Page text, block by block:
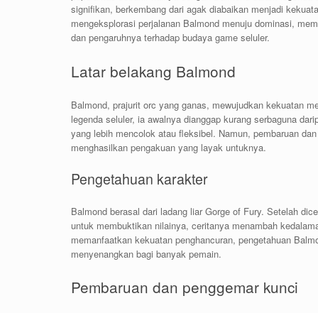
signifikan, berkembang dari agak diabaikan menjadi
mengeksplorasi perjalanan Balmond menuju dominasi,
dan pengaruhnya terhadap budaya game seluler.
Latar belakang Balmond
Balmond, prajurit orc yang ganas, mewujudkan kekuatan
legenda seluler, ia awalnya dianggap kurang serbaguna
yang lebih mencolok atau fleksibel. Namun, pembaruan
menghasilkan pengakuan yang layak untuknya.
Pengetahuan karakter
Balmond berasal dari ladang liar Gorge of Fury. Setelah
untuk membuktikan nilainya, ceritanya menambah
memanfaatkan kekuatan penghancuran, pengetahuan
menyenangkan bagi banyak pemain.
Pembaruan dan penggemar kunci